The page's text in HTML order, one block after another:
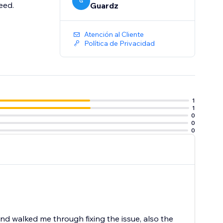
Guardz
Atención al Cliente
Política de Privacidad
1
1
0
0
0
walked me through fixing the issue, also the